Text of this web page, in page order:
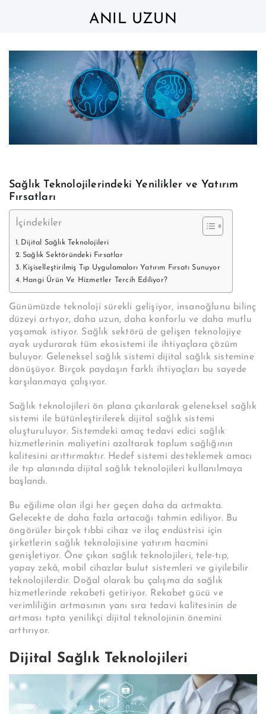
ANIL UZUN
Sağlık Teknolojilerindeki Yenilikler ve Yatırım
Fırsatları
İçindekiler
Dijital Sağlık Teknolojileri
Sağlık Sektöründeki Fırsatlar
Kişiselleştirilmiş Tıp Uygulamaları Yatırım Fırsatı Sunuyor
Hangi Ürün Ve Hizmetler Tercih Ediliyor?
Günümüzde teknoloji sürekli gelişiyor, insanoğlunu bilinç
düzeyi artıyor, daha uzun, daha konforlu ve daha mutlu
yaşamak istiyor. Sağlık sektörü de gelişen teknolojiye
ayak uydurarak tüm ekosistemi ile ihtiyaçlara çözüm
buluyor. Geleneksel sağlık sistemi dijital sağlık sistemine
dönüşüyor. Birçok paydaşın farklı ihtiyaçları bu sayede
karşılanmaya çalışıyor.
Sağlık teknolojileri ön plana çıkarılarak geleneksel sağlık
sistemi ile bütünleştirilerek dijital sağlık sistemi
oluşturuluyor. Sistemdeki amaç tedavi edici sağlık
hizmetlerinin maliyetini azaltarak toplum sağlığının
kalitesini arıttırmaktır. Hedef sistemi desteklemek amacı
ile tıp alanında dijital sağlık teknolojileri kullanılmaya
başlandı.
Bu eğilime olan ilgi her geçen daha da artmakta.
Gelecekte de daha fazla artacağı tahmin ediliyor. Bu
öngörüler birçok tıbbi cihaz ve ilaç endüstrisi için
şirketlerin sağlık teknolojisine yatırım hacmini
genişletiyor. Öne çıkan sağlık teknolojileri, tele-tıp,
yapay zekâ, mobil cihazlar bulut sistemleri ve giyilebilir
teknolojilerdir. Doğal olarak bu çalışma da sağlık
hizmetlerinde rekabeti getiriyor. Rekabet gücü ve
verimliliğin artmasının yanı sıra tedavi kalitesinin de
artması tıpta yenilikçi dijital teknolojinin önemini
arttırıyor.
Dijital Sağlık Teknolojileri